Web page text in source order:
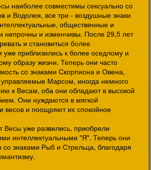
наиболее совместимы сексуально со
и Водолея, все три - воздушные знаки
общественные и
непрочны и изменчивы. После 29,5 лет
и становиться более
приблизились к более оседлому и
образу жизни. Теперь они часто
со знаками Скорпиона и Овена,
управляемые Марсом, иногда немного
к Весам, оба они обладают в высокой
Они нуждаются в мягкой
весов и поощряют их спокойное
уже развились, приобрели
интеллектуальными "Я". Теперь они
со знаками Рыб и Стрельца, благодаря